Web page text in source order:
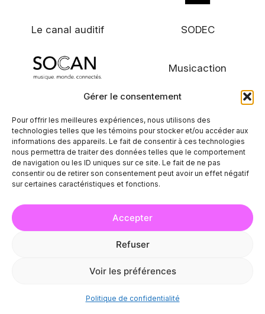
Gérer le consentement
Pour offrir les meilleures expériences, nous utilisons des
technologies telles que les témoins pour stocker et/ou accéder aux
informations des appareils. Le fait de consentir à ces technologies
nous permettra de traiter des données telles que le comportement
de navigation ou les ID uniques sur ce site. Le fait de ne pas
consentir ou de retirer son consentement peut avoir un effet négatif
sur certaines caractéristiques et fonctions.
Accepter
Refuser
Voir les préférences
Politique de confidentialité
Le canal auditif SODEC
Musicaction
Culture Cible Club Soda
CISM Brasserie Avant-Garde
Mercier-Hochelaga-
Maisonneuve – Ville de